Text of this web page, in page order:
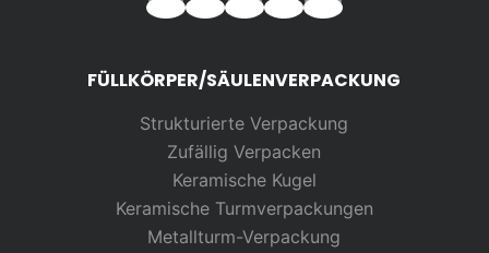
FÜLLKÖRPER/SÄULENVERPACKUNG
Strukturierte Verpackung
ZufälligVerpacken
Keramische Kugel
Keramische Turmverpackungen
Metallturm-Verpackung